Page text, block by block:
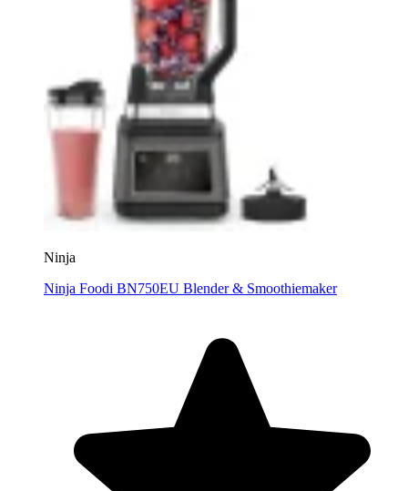
Ninja
Ninja Foodi BN750EU Blender & Smoothiemaker